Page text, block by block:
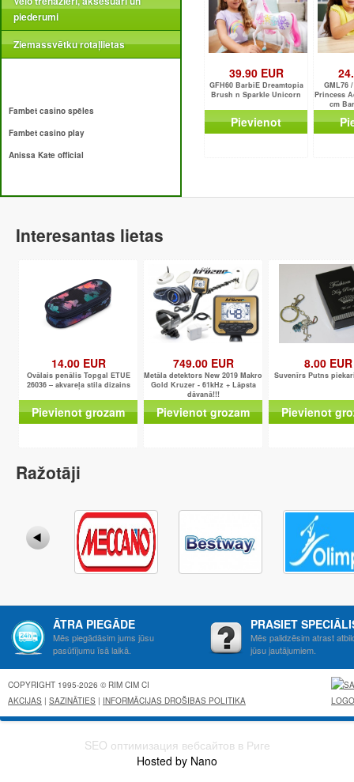
piederumi
Ziemassvētku rotaļlietas
Fambet casino spēles
Fambet casino play
Anissa Kate official
39.90 EUR
GFH60 BarbiE Dreamtopia
Brush n Sparkle Unicorn
Pievienot
GML76
Princess
cm
Interesantas lietas
14.00 EUR
Ovālais penālis Topgal ETUE
26036 – akvareļa stila dizains
Pievienot grozam
749.00 EUR
Metāla detektors New 2019 Makro
Gold Kruzer - 61kHz + Lāpsta
dāvanā!!!
Pievienot grozam
8.00 EUR
Suvenīrs Putns
Pievienot
Ražotāji
ĀTRA PIEGĀDE
Mēs piegādāsim jums jūsu
pasūtījumu īsā laikā.
PRASIET
Mēs palidzēsim atrast
jūsu jautājumiem.
COPYRIGHT 1995-2026 © RIM CIM CI
AKCIJAS | SAZINĀTIES | INFORMĀCIJAS DROŠIBAS POLITIKA
SEO оптимизация вебсайтов в Риге
Hosted by Nano